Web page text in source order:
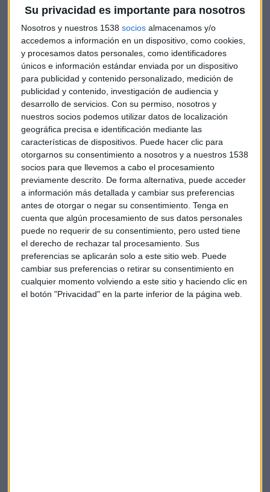
Su privacidad es importante para nosotros
Nosotros y nuestros 1538 socios almacenamos y/o
accedemos a información en un dispositivo, como cookies,
y procesamos datos personales, como identificadores
únicos e información estándar enviada por un dispositivo
para publicidad y contenido personalizado, medición de
publicidad y contenido, investigación de audiencia y
desarrollo de servicios. Con su permiso, nosotros y
nuestros socios podemos utilizar datos de localización
geográfica precisa e identificación mediante las
características de dispositivos. Puede hacer clic para
otorgarnos su consentimiento a nosotros y a nuestros 1538
socios para que llevemos a cabo el procesamiento
previamente descrito. De forma alternativa, puede acceder
a información más detallada y cambiar sus preferencias
antes de otorgar o negar su consentimiento. Tenga en
cuenta que algún procesamiento de sus datos personales
puede no requerir de su consentimiento, pero usted tiene
el derecho de rechazar tal procesamiento. Sus
preferencias se aplicarán solo a este sitio web. Puede
cambiar sus preferencias o retirar su consentimiento en
cualquier momento volviendo a este sitio y haciendo clic en
el botón "Privacidad" en la parte inferior de la página web.
Empresas con mayor valor de marca